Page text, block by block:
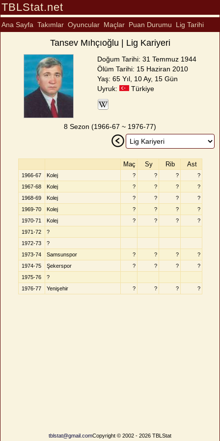
TBLStat.net
Ana Sayfa Takımlar Oyuncular Maçlar Puan Durumu Lig Tarihi
Tansev Mıhçıoğlu | Lig Kariyeri
Doğum Tarihi: 31 Temmuz 1944
Ölüm Tarihi: 15 Haziran 2010
Yaş: 65 Yıl, 10 Ay, 15 Gün
Uyruk:
Türkiye
8 Sezon (1966-67 ~ 1976-77)
Maç Sy Rib Ast
1966-67 Kolej ? ? ?
?
1967-68
Kolej ? ? ?
?
1968-69
Kolej ? ? ?
?
1969-70
Kolej ? ? ?
?
1970-71
Kolej ? ? ?
?
1971-72
?
1972-73
?
1973-74
Samsunspor ? ? ?
?
1974-75
Şekerspor ? ? ?
?
1975-76
?
1976-77
Yenişehir ? ? ? ?
tblstat@gmail.comCopyright © 2002 - 2026 TBLStat